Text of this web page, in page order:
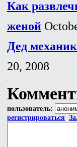
Как
женой
Дед
20, 2008
пользователь:
регистрироваться